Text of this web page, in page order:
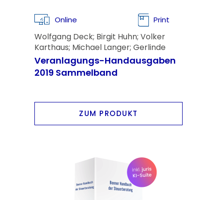
Online Print
Wolfgang Deck; Birgit Huhn; Volker
Karthaus; Michael Langer; Gerlinde
Rosenbaum; Oliver Sternkiker; Michael
Vellen
Veranlagungs-Handausgaben
2019 Sammelband
ZUM PRODUKT